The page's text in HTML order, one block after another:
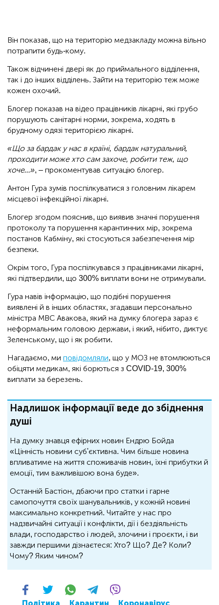
Він показав, що на територію медзакладу можна вільно
потрапити будь-кому.
Також відчинені двері як до приймального відділення,
так і до інших відділень. Зайти на територію теж може
кожен охочий.
Блогер показав на відео працівників лікарні, які грубо
порушують санітарні норми, зокрема, ходять в
брудному одязі територією лікарні.
«Що за бардак у нас в країні, бардак натуральний,
проходити може хто сам захоче, робити теж, що
хоче...», – прокоментував ситуацію блогер.
Антон Гура зумів поспілкуватися з головним лікарем
місцевої інфекційної лікарні.
Блогер згодом пояснив, що виявив значні порушення
протоколу та порушення карантинних мір, зокрема
постанов Кабміну, які стосуються забезпечення мір
безпеки.
Окрім того, Гура поспілкувався з працівниками лікарні,
які підтвердили, що 300% виплати вони не отримували.
Гура навів інформацію, що подібні порушення
виявлені й в інших областях, згадавши персонально
міністра МВС Авакова, який на думку блогера зараз є
неформальним головою держави, і який, нібито, диктує
Зеленському, що і як робити.
Нагадаємо, ми повідомляли, що у МОЗ не втомлюються
обіцяти медикам, які борються з COVID-19, 300%
виплати за березень.
Надлишок інформації веде до збіднення
душі
На думку знавця ефірних новин Ендрю Бойда
«Цінність новини суб'єктивна. Чим більше новина
впливатиме на життя споживачів новин, їхні прибутки й
емоції, тим важливішою вона буде».
Останній Бастіон, дбаючи про статки і гарне
самопочуття своїх шанувальників, у кожній новині
максимально конкретний. Читайте у нас про
надзвичайні ситуації і конфлікти, дії і бездіяльність
влади, господарство і людей, злочини і проєкти, і ви
завжди першими дізнаєтеся: Хто? Що? Де? Коли?
Чому? Яким чином?